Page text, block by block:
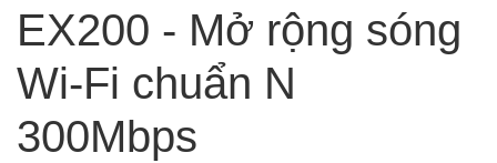
EX200 - Mở rộng sóng
Wi-Fi chuẩn N
300Mbps